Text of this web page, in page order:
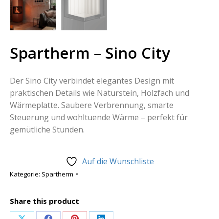
Spartherm – Sino City
Der Sino City verbindet elegantes Design mit
praktischen Details wie Naturstein, Holzfach und
Wärmeplatte. Saubere Verbrennung, smarte
Steuerung und wohltuende Wärme – perfekt für
gemütliche Stunden.
Auf die Wunschliste
Kategorie: Spartherm
Share this product